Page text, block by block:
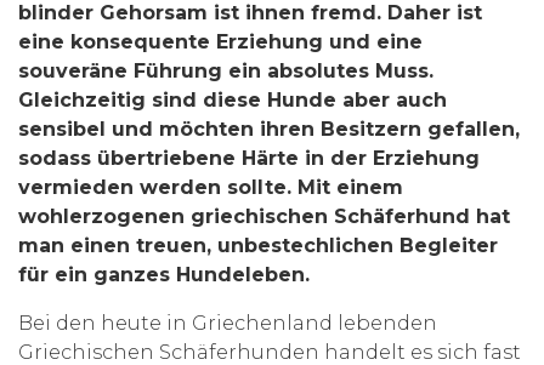
blinder Gehorsam ist ihnen fremd. Daher ist
eine konsequente Erziehung und eine
souveräne Führung ein absolutes Muss.
Gleichzeitig sind diese Hunde aber auch
sensibel und möchten ihren Besitzern gefallen,
sodass übertriebene Härte in der Erziehung
vermieden werden sollte. Mit einem
wohlerzogenen griechischen Schäferhund hat
man einen treuen, unbestechlichen Begleiter
für ein ganzes Hundeleben.
Bei den heute in Griechenland lebenden
Griechischen Schäferhunden handelt es sich fast